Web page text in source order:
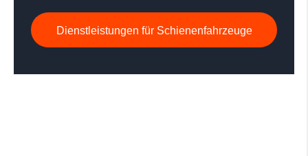
Dienstleistungen für Schienenfahrzeuge